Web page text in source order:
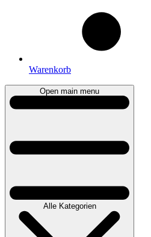
Warenkorb
Open main menu
Alle Kategorien